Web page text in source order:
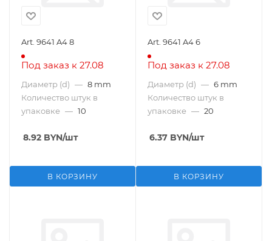
Art. 9641 A4 8
Под заказ к 27.08
Диаметр (d) — 8 mm
Количество штук в
упаковке — 10
8.92 BYN/шт
В КОРЗИНУ
Art. 9641 A4 6
Под заказ к 27.08
Диаметр (d) — 6 mm
Количество штук в
упаковке — 20
6.37 BYN/шт
В КОРЗИНУ